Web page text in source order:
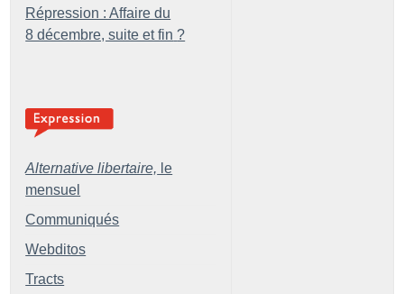
Répression : Affaire du
8 décembre, suite et fin ?
Alternative libertaire, le
mensuel
Communiqués
Webditos
Tracts